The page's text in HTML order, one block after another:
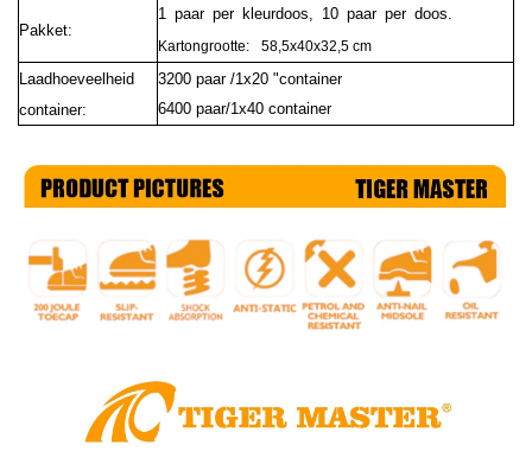
Pakket:
1 paar per kleurdoos, 10 paar per doos.
Kartongrootte: 58,5x40x32,5 cm
Laadhoeveelheid
container:
3200 paar /1x20 "container
6400 paar/1x40 container